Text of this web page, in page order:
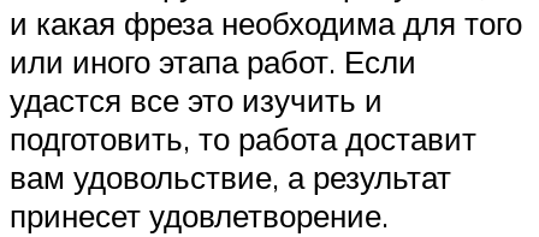
и какая фреза необходима для того
или иного этапа работ. Если
удастся все это изучить и
подготовить, то работа доставит
вам удовольствие, а результат
принесет удовлетворение.